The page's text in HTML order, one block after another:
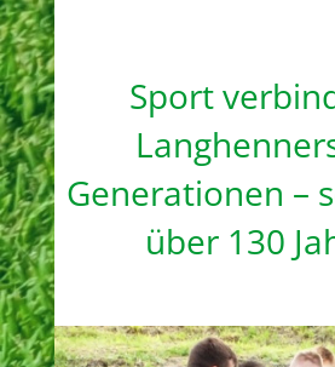
Sport
Generationen –
über 130